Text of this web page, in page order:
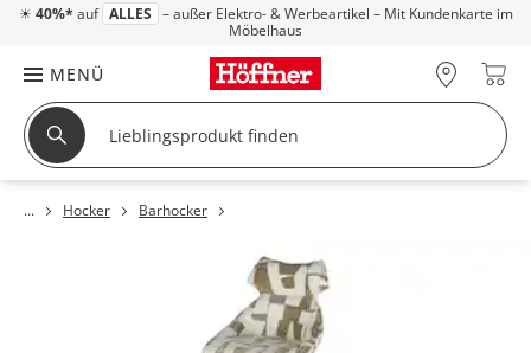
☀ 40%* auf ALLES – außer Elektro- & Werbeartikel – Mit Kundenkarte im
Möbelhaus
MENÜ
Hocker Barhocker